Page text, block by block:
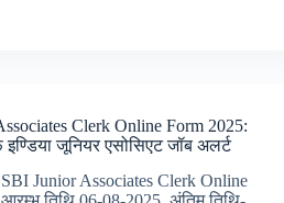
Clerk Online Form 2025:
जूनियर एसोसिएट जॉब अलर्ट
Junior Associates Clerk Online